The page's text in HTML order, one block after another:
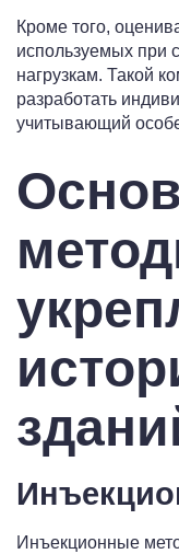
Кроме того,
используемых при
нагрузкам. Такой
разработать
учитывающий
Инъекционные